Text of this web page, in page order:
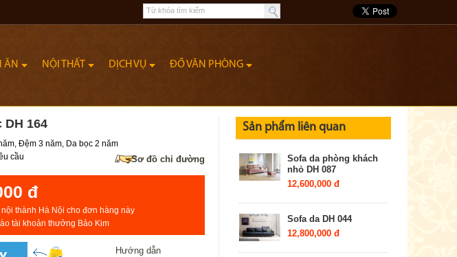
ĂN NỘI THẤT DỊCH VỤ ĐỒ VĂN PHÒNG
DH 164
Đệm 3 năm, Da bọc 2 năm
Sơ đồ chỉ đường
cầu
đ
thành Hà Nội cho đơn hàng này
tài khoản thưởng Bảo Kim
Hướng dẫn
Sản phẩm liên quan
Sofa da phòng khách
nhỏ DH 087
12,600,000 đ
Sofa da DH 044
12,800,000 đ